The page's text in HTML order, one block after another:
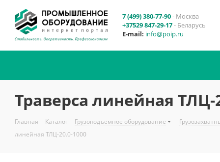
7 (499) 380-77-90- Москва
+37529 847-29-17- Беларусь
E-mail: info@poip.ru
Траверса линейная ТЛЦ-
Главная - Каталог - Грузоподъемное оборудование -
линейная ТЛЦ-20.0-1000